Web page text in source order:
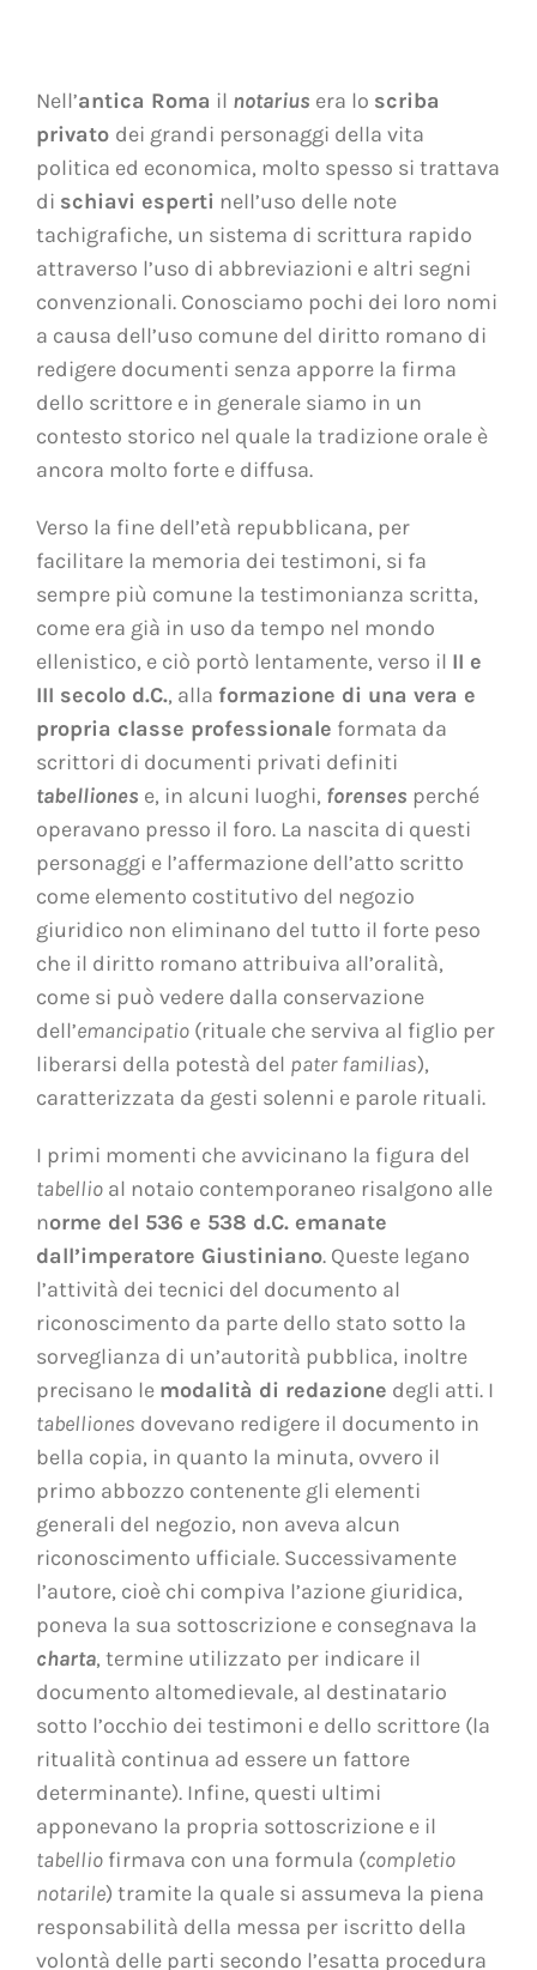
Nell’antica Roma il notarius era lo scriba
privato dei grandi personaggi della vita
politica ed economica, molto spesso si trattava
di schiavi esperti nell’uso delle note
tachigrafiche, un sistema di scrittura rapido
attraverso l’uso di abbreviazioni e altri segni
convenzionali. Conosciamo pochi dei loro nomi
a causa dell’uso comune del diritto romano di
redigere documenti senza apporre la firma
dello scrittore e in generale siamo in un
contesto storico nel quale la tradizione orale è
ancora molto forte e diffusa.
Verso la fine dell’età repubblicana, per
facilitare la memoria dei testimoni, si fa
sempre più comune la testimonianza scritta,
come era già in uso da tempo nel mondo
ellenistico, e ciò portò lentamente, verso il II e
III secolo d.C., alla formazione di una vera e
propria classe professionale formata da
scrittori di documenti privati definiti
tabelliones e, in alcuni luoghi, forenses perché
operavano presso il foro. La nascita di questi
personaggi e l’affermazione dell’atto scritto
come elemento costitutivo del negozio
giuridico non eliminano del tutto il forte peso
che il diritto romano attribuiva all’oralità,
come si può vedere dalla conservazione
dell’emancipatio(rituale che serviva al figlio per
liberarsi della potestà del pater familias),
caratterizzata da gesti solenni e parole rituali.
I primi momenti che avvicinano la figura del
tabellioal notaio contemporaneo risalgono alle
norme del 536 e 538 d.C. emanate
dall’imperatore Giustiniano. Queste legano
l’attività dei tecnici del documento al
riconoscimento da parte dello stato sotto la
sorveglianza di un’autorità pubblica, inoltre
precisano le modalità di redazione degli atti. I
tabelliones dovevano redigere il documento in
bella copia, in quanto la minuta, ovvero il
primo abbozzo contenente gli elementi
generali del negozio, non aveva alcun
riconoscimento ufficiale. Successivamente
l’autore, cioè chi compiva l’azione giuridica,
poneva la sua sottoscrizione e consegnava la
charta, termine utilizzato per indicare il
documento altomedievale, al destinatario
sotto l’occhio dei testimoni e dello scrittore (la
ritualità continua ad essere un fattore
determinante). Infine, questi ultimi
apponevano la propria sottoscrizione e il
tabelliofirmava con una formula (completio
notarile) tramite la quale si assumeva la piena
responsabilità della messa per iscritto della
volontà delle parti secondo l’esatta procedura